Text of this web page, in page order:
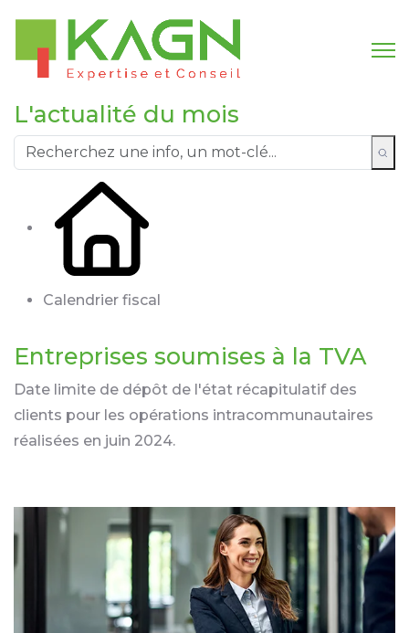
L'actualité du mois
Calendrier fiscal
Entreprises soumises à la TVA
Date limite de dépôt de l'état récapitulatif des
clients pour les opérations intracommunautaires
réalisées en juin 2024.